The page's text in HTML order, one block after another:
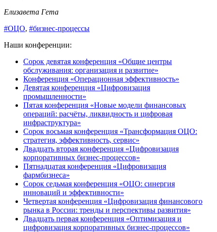
Елизавета Гета
#ОЦО, #бизнес-процессы
Наши конференции:
Сорок девятая конференция «Общие центры
обслуживания: организация и развитие»
Конференция «Операционная эффективность»
Девятая конференция «Цифровизация
промышленности»
Пятая конференция «Новые модели финансовых
операций: расчёты, ликвидность и цифровая
инфраструктура»
Сорок восьмая конференция «Трансформация ОЦО:
стратегия, эффективность, сервис»
Двадцать вторая конференция «Цифровизация
корпоративных бизнес-процессов»
Пятнадцатая конференция «Цифровизация
фармбизнеса»
Сорок седьмая конференция «ОЦО: синергия
инноваций и эффективности»
Четвертая конференция «Цифровизация финансового
рынка в России: тренды и перспективы развития»
Двадцать первая конференция «Оптимизация и
цифровизация корпоративных бизнес-процессов»